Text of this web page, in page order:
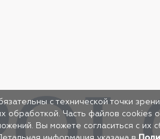
с технической точки
обработкой. Часть файлов cookies
Вы можете согласиться с их